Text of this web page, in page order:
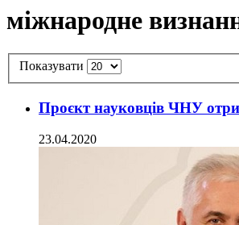
міжнародне
Показувати
Проєкт науковців ЧНУ
23.04.2020